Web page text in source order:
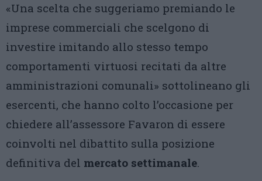
«Una scelta che suggeriamo premiando le
imprese commerciali che scelgono di
investire imitando allo stesso tempo
comportamenti virtuosi recitati da altre
amministrazioni comunali» sottolineano gli
esercenti, che hanno colto l’occasione per
chiedere all’assessore Favaron di essere
coinvolti nel dibattito sulla posizione
definitiva del mercato settimanale.